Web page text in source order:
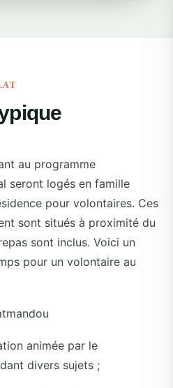
au programme
seront logés en famille
pour volontaires. Ces
sont situés à proximité du
sont inclus. Voici un
pour un volontaire au
animée par le
divers sujets ;